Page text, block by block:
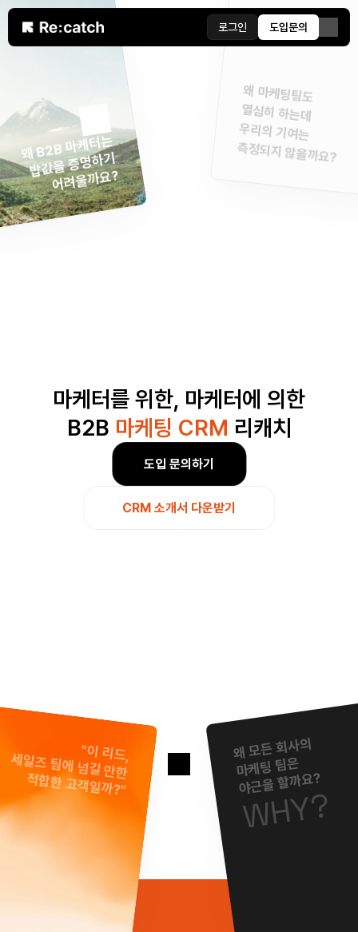
"이 리드,
세일즈 팀에 넘길 만한
적합한 고객일까?"
왜 모든 회사의
마케팅 팀은
야근을 할까요?
WHY?
왜 B2B 마케터는
밥값을 증명하기
어려울까요?
왜 마케팅팀도
열심히 하는데
우리의 기여는
측정되지 않을까요?
마케터를 위한, 마케터에 의한
B2B 마케팅 CRM 리캐치
도입 문의하기
CRM 소개서 다운받기
로그인 도입문의